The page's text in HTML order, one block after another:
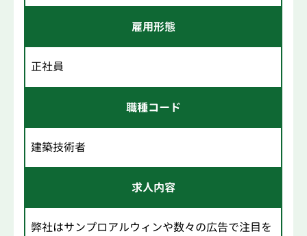
雇用形態
正社員
職種コード
建築技術者
求人内容
弊社はサンプロアルウィンや数々の広告で注目を